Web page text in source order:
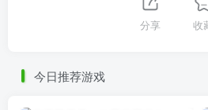
分享 收
今日推荐游戏